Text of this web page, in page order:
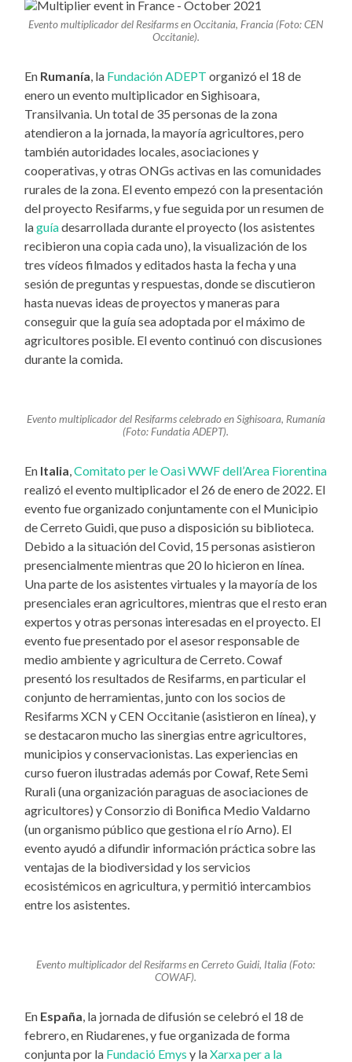
Evento multiplicador del Resifarms en Occitania, Francia (Foto: CEN
Occitanie).
En Rumanía, la Fundación ADEPT organizó el 18 de
enero un evento multiplicador en Sighisoara,
Transilvania. Un total de 35 personas de la zona
atendieron a la jornada, la mayoría agricultores, pero
también autoridades locales, asociaciones y
cooperativas, y otras ONGs activas en las comunidades
rurales de la zona. El evento empezó con la presentación
del proyecto Resifarms, y fue seguida por un resumen de
laguíadesarrollada durante el proyecto (los asistentes
recibieron una copia cada uno), la visualización de los
tres vídeos filmados y editados hasta la fecha y una
sesión de preguntas y respuestas, donde se discutieron
hasta nuevas ideas de proyectos y maneras para
conseguir que la guía sea adoptada por el máximo de
agricultores posible. El evento continuó con discusiones
durante la comida.
Evento multiplicador del Resifarms celebrado en Sighisoara, Rumanía
(Foto: Fundatia ADEPT).
En Italia,Comitato per le Oasi WWF dell’Area Fiorentina
realizó el evento multiplicador el 26 de enero de 2022. El
evento fue organizado conjuntamente con el Municipio
de Cerreto Guidi, que puso a disposición su biblioteca.
Debido a la situación del Covid, 15 personas asistieron
presencialmente mientras que 20 lo hicieron en línea.
Una parte de los asistentes virtuales y la mayoría de los
presenciales eran agricultores, mientras que el resto eran
expertos y otras personas interesadas en el proyecto. El
evento fue presentado por el asesor responsable de
medio ambiente y agricultura de Cerreto. Cowaf
presentó los resultados de Resifarms, en particular el
conjunto de herramientas, junto con los socios de
Resifarms XCN y CEN Occitanie (asistieron en línea), y
se destacaron mucho las sinergias entre agricultores,
municipios y conservacionistas. Las experiencias en
curso fueron ilustradas además por Cowaf, Rete Semi
Rurali (una organización paraguas de asociaciones de
agricultores) y Consorzio di Bonifica Medio Valdarno
(un organismo público que gestiona el río Arno). El
evento ayudó a difundir información práctica sobre las
ventajas de la biodiversidad y los servicios
ecosistémicos en agricultura, y permitió intercambios
entre los asistentes.
Evento multiplicador del Resifarms en Cerreto Guidi, Italia (Foto:
COWAF).
En España , la jornada de difusión se celebró el 18 de
febrero, en Riudarenes, y fue organizada de forma
conjunta por la Fundació Emys y laXarxa per a la